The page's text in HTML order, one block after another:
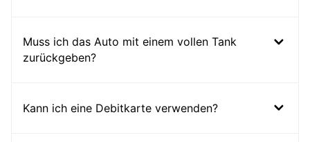
Muss ich das Auto mit einem vollen Tank
zurückgeben?
Kann ich eine Debitkarte verwenden?